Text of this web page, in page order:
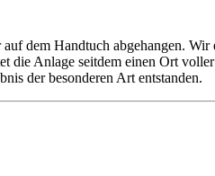
dem Handtuch abgehangen.
die Anlage seitdem einen Ort
der besonderen Art entstanden.